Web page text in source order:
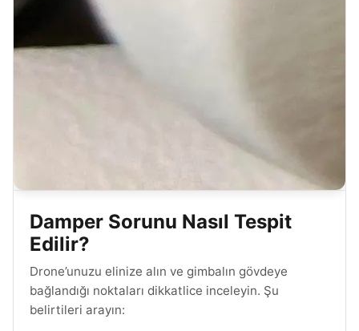
Damper Sorunu Nasıl Tespit
Edilir?
Drone’unuzu elinize alın ve gimbalın gövdeye
bağlandığı noktaları dikkatlice inceleyin. Şu
belirtileri arayın: